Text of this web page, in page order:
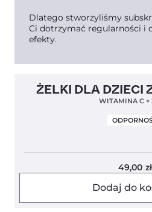
Dlatego stworzyliśmy
Ci dotrzymać regularności i
efekty.
Clean Label
ŻELKI DLA DZIECI
WITAMINA C +
49,00 zł
Dodaj do